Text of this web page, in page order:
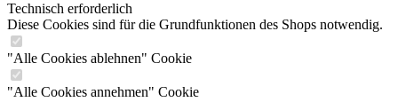
Technisch erforderlich
Diese Cookies sind für die Grundfunktionen des Shops notwendig.
"Alle Cookies ablehnen" Cookie
"Alle Cookies annehmen" Cookie